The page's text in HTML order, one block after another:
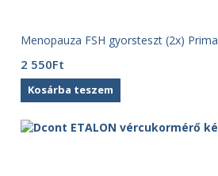
Menopauza FSH gyorsteszt (2x) Prima
2 550Ft
Kosárba teszem